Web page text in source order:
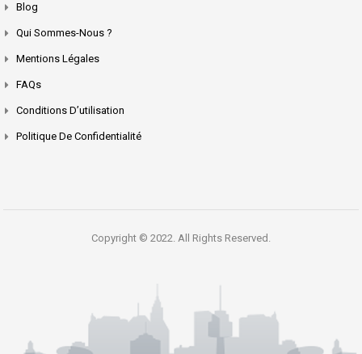
Blog
Qui Sommes-Nous ?
Mentions Légales
FAQs
Conditions D’utilisation
Politique De Confidentialité
Copyright © 2022. All Rights Reserved.